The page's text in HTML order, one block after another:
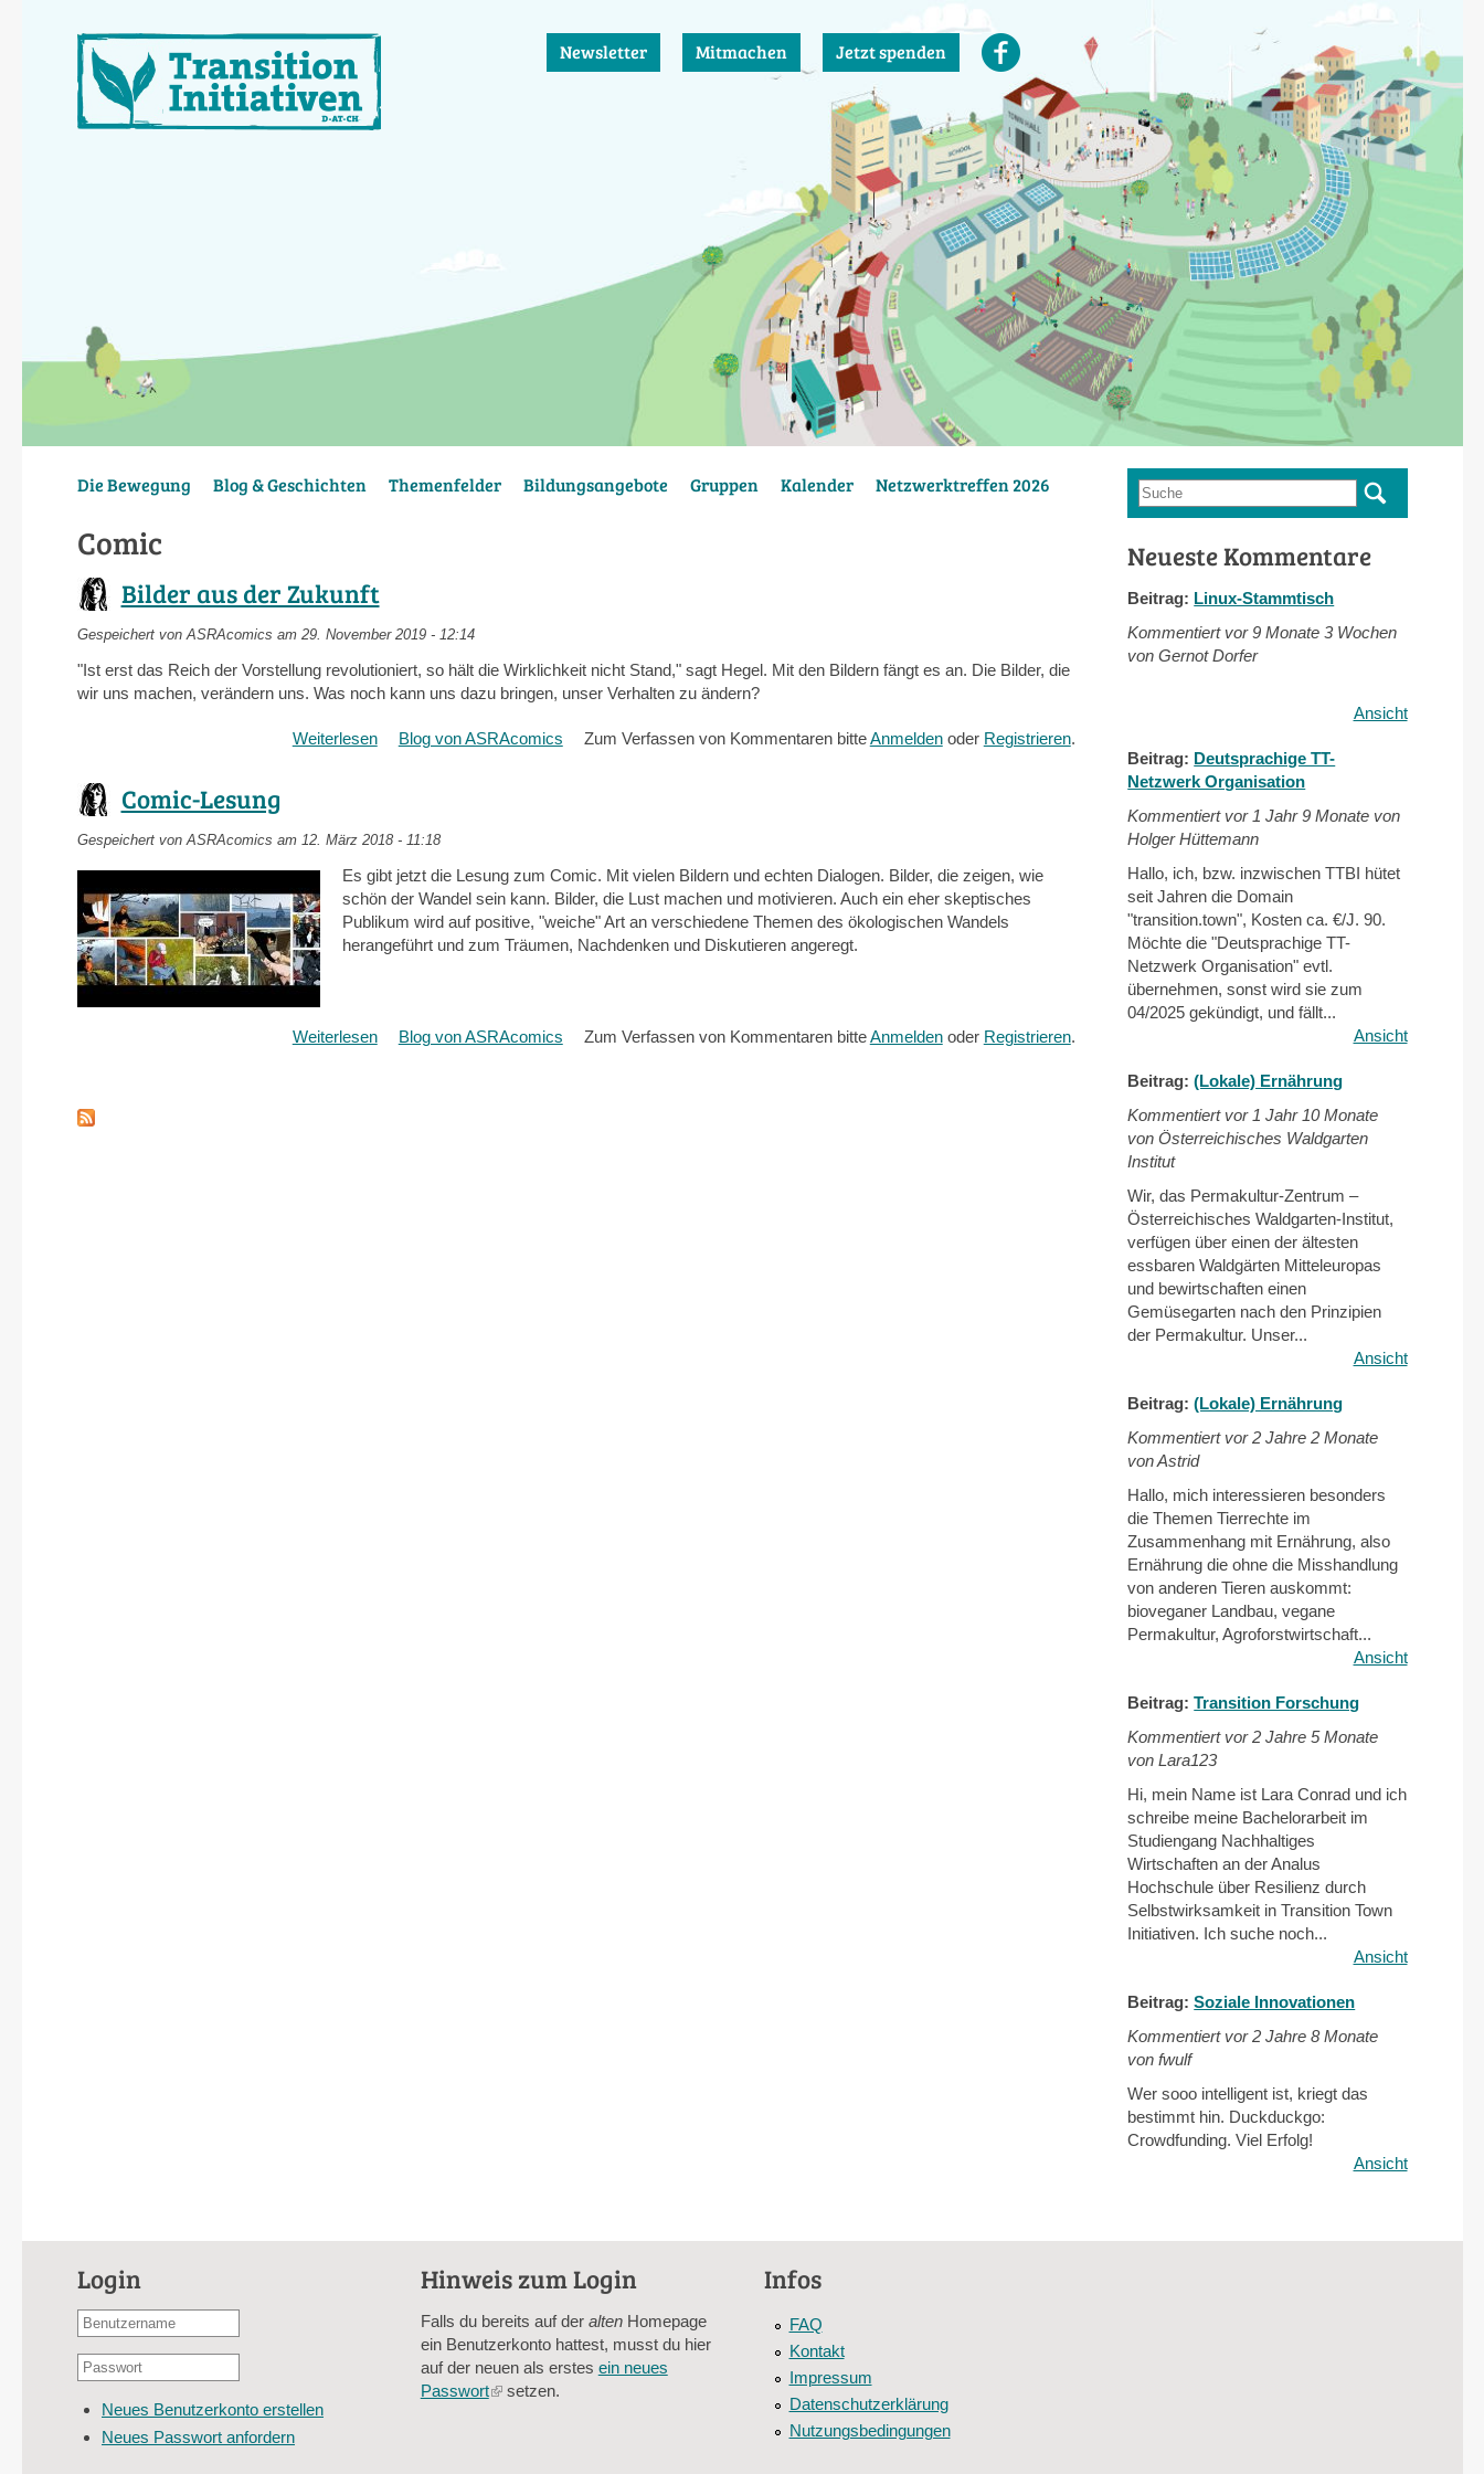
Newsletter Mitmachen Jetzt spenden
Die Bewegung Blog & Geschichten Themenfelder Bildungsangebote Gruppen Kalender Netzwerktreffen 2026
Comic
Bilder aus der Zukunft
Gespeichert vonASRAcomics am 29. November 2019 - 12:14
"Ist erst das Reich der Vorstellung revolutioniert, so hält die Wirklichkeit nicht Stand," sagt Hegel. Mit den Bildern fängt es an. Die Bilder, die
wir uns machen, verändern uns. Was noch kann uns dazu bringen, unser Verhalten zu ändern?
Weiterlesenüber
Zukunft
Blog von ASRAcomics Zum Verfassen von Kommentaren bitteAnmeldenoder Registrieren.
Comic-Lesung
Gespeichert vonASRAcomics am 12. März 2018 - 11:18
Es gibt jetzt die Lesung zum Comic. Mit vielen Bildern und echten Dialogen. Bilder, die zeigen, wie
schön der Wandel sein kann. Bilder, die Lust machen und motivieren. Auch ein eher skeptisches
Publikum wird auf positive, "weiche" Art an verschiedene Themen des ökologischen Wandels
herangeführt und zum Träumen, Nachdenken und Diskutieren angeregt.
WeiterlesenüberBlog von ASRAcomics Zum Verfassen von Kommentaren bitteAnmeldenoder Registrieren.
Suchformular
Suche
Neueste Kommentare
Beitrag: Linux-Stammtisch
Kommentiert vor9 Monate 3 Wochen
von Gernot Dorfer
Ansicht
Beitrag: Deutsprachige TT-
Netzwerk Organisation
Kommentiert vor 1 Jahr 9 Monate von
Holger Hüttemann
Hallo, ich, bzw. inzwischen TTBI hütet
seit Jahren die Domain
"transition.town", Kosten ca. €/J. 90.
Möchte die "Deutsprachige TT-
Netzwerk Organisation" evtl.
übernehmen, sonst wird sie zum
04/2025 gekündigt, und fällt...
Ansicht
Beitrag:(Lokale) Ernährung
Kommentiert vor 1 Jahr 10 Monate
von Österreichisches Waldgarten
Institut
Wir, das Permakultur-Zentrum –
Österreichisches Waldgarten-Institut,
verfügen über einen der ältesten
essbaren Waldgärten Mitteleuropas
und bewirtschaften einen
Gemüsegarten nach den Prinzipien
der Permakultur. Unser...
Ansicht
Beitrag:(Lokale) Ernährung
Kommentiert vor2 Jahre 2 Monate
von Astrid
Hallo, mich interessieren besonders
die Themen Tierrechte im
Zusammenhang mit Ernährung, also
Ernährung die ohne die Misshandlung
von anderen Tieren auskommt:
bioveganer Landbau, vegane
Permakultur, Agroforstwirtschaft...
Ansicht
Beitrag:Transition Forschung
Kommentiert vor2 Jahre 5 Monate
von Lara123
Hi, mein Name ist Lara Conrad und ich
schreibe meine Bachelorarbeit im
Studiengang Nachhaltiges
Wirtschaften an der Analus
Hochschule über Resilienz durch
Selbstwirksamkeit in Transition Town
Initiativen. Ich suche noch...
Ansicht
Beitrag:Soziale Innovationen
Kommentiert vor2 Jahre 8 Monate
von fwulf
Wer sooo intelligent ist, kriegt das
bestimmt hin. Duckduckgo:
Crowdfunding. Viel Erfolg!
Ansicht
Login
Benutzername
E-
Adresse
Passwort
Neues Benutzerkonto erstellen
Neues Passwort anfordern
Hinweis zum Login
Falls du bereits auf der altenHomepage
ein Benutzerkonto hattest, musst du hier
auf der neuen als erstes ein neues
Passwort(linksetzen.
Infos
FAQ
Kontakt
Impressum
Datenschutzerklärung
Nutzungsbedingungen